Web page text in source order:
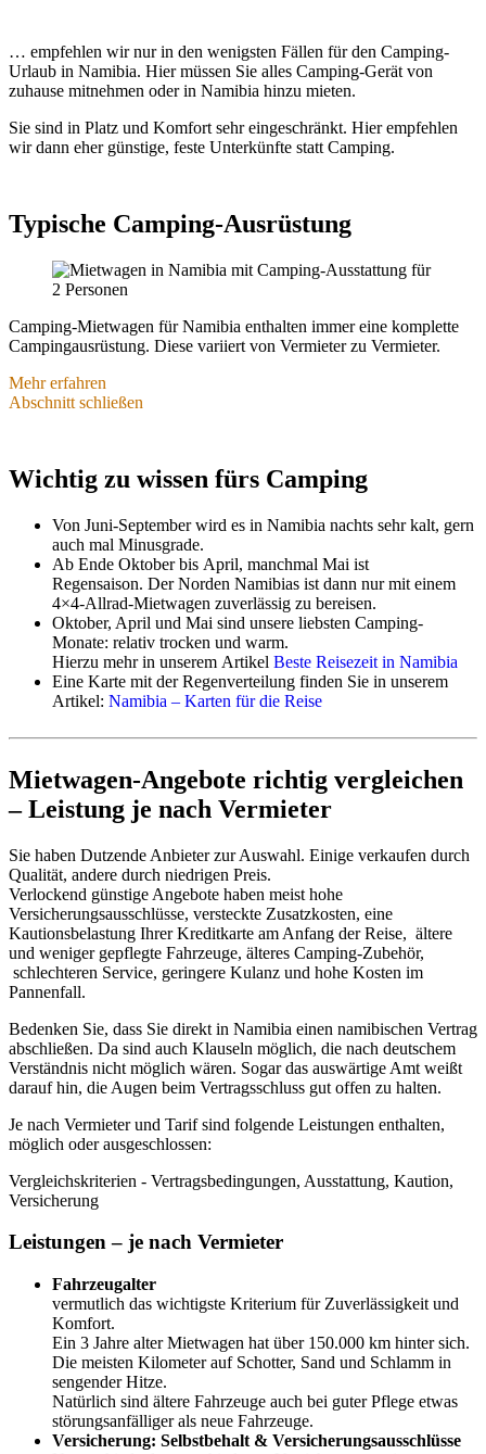
… empfehlen wir nur in den wenigsten Fällen für den Camping-
Urlaub in Namibia. Hier müssen Sie alles Camping-Gerät von
zuhause mitnehmen oder in Namibia hinzu mieten.
Sie sind in Platz und Komfort sehr eingeschränkt. Hier empfehlen
wir dann eher günstige, feste Unterkünfte statt Camping.
Typische Camping-Ausrüstung
Camping-Mietwagen für Namibia enthalten immer eine komplette
Campingausrüstung. Diese variiert von Vermieter zu Vermieter.
Dachzelt mit Matratzen, teilweise auch Kissen, Schlafsäcke
Handbesen und Kehrschaufel
elektrischer Kühlschrank, Achtung: nur teilweise mit
Doppelbatterie und Entladeschutz!
Gaskocher & Gaszylinder, teilweise auch Grillrost &
Grillbesteck für den berühmten „Braai-Platz“
Tischlampe (Batterie oder Gas)
Typische Küchenkiste
Teller, Suppen- /Frühstücksschüsseln
Messer, Gabeln, Esslöffel, Teelöffel
Brotmesser & Küchenmesser
Dosenöffner, Flaschenöffner mit Korkenzieher
Eierheber, Servierlöffel, Grillzange, Grillgabel
Töpfe und Pfannen, Wasserkocher
Geschirrtuch und Lappen, Waschbecken
Mehr erfahren
Abschnitt schließen
Wichtig zu wissen fürs Camping
Von Juni-September wird es in Namibia nachts sehr kalt, gern
auch mal Minusgrade.
Ab Ende Oktober bis April, manchmal Mai ist
Regensaison. Der Norden Namibias ist dann nur mit einem
4×4-Allrad-Mietwagen zuverlässig zu bereisen.
Oktober, April und Mai sind unsere liebsten Camping-
Monate: relativ trocken und warm.
Hierzu mehr in unserem Artikel Beste Reisezeit in Namibia
Eine Karte mit der Regenverteilung finden Sie in unserem
Artikel: Namibia – Karten für die Reise
Mietwagen-Angebote richtig vergleichen
– Leistung je nach Vermieter
Sie haben Dutzende Anbieter zur Auswahl. Einige verkaufen durch
Qualität, andere durch niedrigen Preis.
Verlockend günstige Angebote haben meist hohe
Versicherungsausschlüsse, versteckte Zusatzkosten, eine
Kautionsbelastung Ihrer Kreditkarte am Anfang der Reise, ältere
und weniger gepflegte Fahrzeuge, älteres Camping-Zubehör,
schlechteren Service, geringere Kulanz und hohe Kosten im
Pannenfall.
Bedenken Sie, dass Sie direkt in Namibia einen namibischen Vertrag
abschließen. Da sind auch Klauseln möglich, die nach deutschem
Verständnis nicht möglich wären. Sogar das auswärtige Amt weißt
darauf hin, die Augen beim Vertragsschluss gut offen zu halten.
Je nach Vermieter und Tarif sind folgende Leistungen enthalten,
möglich oder ausgeschlossen:
Vergleichskriterien - Vertragsbedingungen, Ausstattung, Kaution,
Versicherung
Leistungen – je nach Vermieter
Fahrzeugalter
vermutlich das wichtigste Kriterium für Zuverlässigkeit und
Komfort.
Ein 3 Jahre alter Mietwagen hat über 150.000 km hinter sich.
Die meisten Kilometer auf Schotter, Sand und Schlamm in
sengender Hitze.
Natürlich sind ältere Fahrzeuge auch bei guter Pflege etwas
störungsanfälliger als neue Fahrzeuge.
Versicherung: Selbstbehalt & Versicherungsausschlüsse